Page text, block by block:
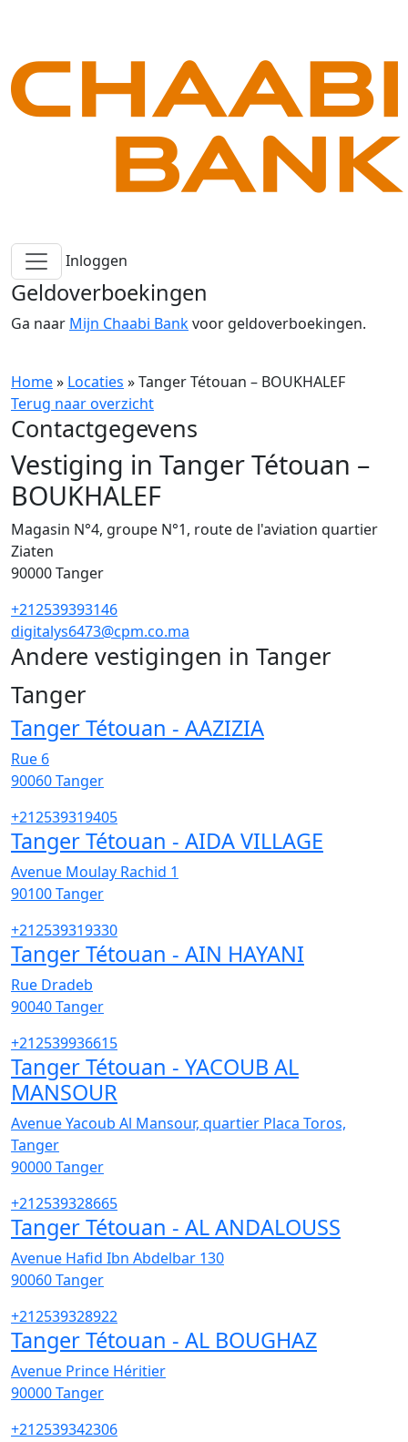
Inloggen
Geldoverboekingen
Ga naar Mijn Chaabi Bankvoor geldoverboekingen.
Home» Locaties »Tanger Tétouan – BOUKHALEF
Terug naar overzicht
Contactgegevens
Vestiging in Tanger Tétouan –
BOUKHALEF
Magasin N°4, groupe N°1, route de l'aviation quartier
Ziaten
90000Tanger
+212539393146
digitalys6473@cpm.co.ma
Andere vestigingen in Tanger
Tanger
Tanger Tétouan - AAZIZIA
Rue 6
90060Tanger
+212539319405
Tanger Tétouan - AIDA VILLAGE
Avenue Moulay Rachid 1
90100Tanger
+212539319330
Tanger Tétouan - AIN HAYANI
Rue Dradeb
90040Tanger
+212539936615
Tanger Tétouan - YACOUB AL
MANSOUR
Avenue Yacoub Al Mansour, quartier Placa Toros,
Tanger
90000Tanger
+212539328665
Tanger Tétouan - AL ANDALOUSS
Avenue Hafid Ibn Abdelbar 130
90060Tanger
+212539328922
Tanger Tétouan - AL BOUGHAZ
Avenue Prince Héritier
90000Tanger
+212539342306